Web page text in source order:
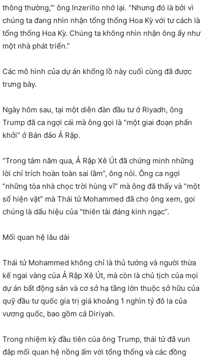
thông thường,'” ông Inzerillo nhớ lại. “Nhưng đó là bởi vì
chúng ta đang nhìn nhận tổng thống Hoa Kỳ với tư cách là
tổng thống Hoa Kỳ. Chúng ta không nhìn nhận ông ấy như
một nhà phát triển.”
Các mô hình của dự án khổng lồ này cuối cùng đã được
trưng bày.
Ngày hôm sau, tại một diễn đàn đầu tư ở Riyadh, ông
Trump đã ca ngợi cái mà ông gọi là “một giai đoạn phấn
khởi” ở Bán đảo Ả Rập.
“Trong tám năm qua, Ả Rập Xê Út đã chứng minh những
lời chỉ trích hoàn toàn sai lầm”, ông nói. Ông ca ngợi
“những tòa nhà chọc trời hùng vĩ” mà ông đã thấy và “một
số hiện vật” mà Thái tử Mohammed đã cho ông xem, gọi
chúng là dấu hiệu của “thiên tài đáng kinh ngạc”.
Mối quan hệ lâu dài
Thái tử Mohammed không chỉ là thủ tướng và người thừa
kế ngai vàng của Ả Rập Xê Út, mà còn là chủ tịch của mọi
dự án bất động sản và cơ sở hạ tầng lớn thuộc sở hữu của
quỹ đầu tư quốc gia trị giá khoảng 1 nghìn tỷ đô la của
vương quốc, bao gồm cả Diriyah.
Trong nhiệm kỳ đầu tiên của ông Trump, thái tử đã vun
đắp mối quan hệ nồng ấm với tổng thống và các đồng